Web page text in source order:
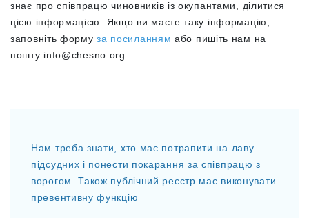
знає про співпрацю чиновників із окупантами, ділитися
цією інформацією. Якщо ви маєте таку інформацію,
заповніть формуза посиланням або пишіть нам на
пошту info@chesno.org
Нам треба знати, хто має потрапити на лаву
підсудних і понести покарання за співпрацю з
ворогом. Також публічний реєстр має виконувати
превентивну функцію